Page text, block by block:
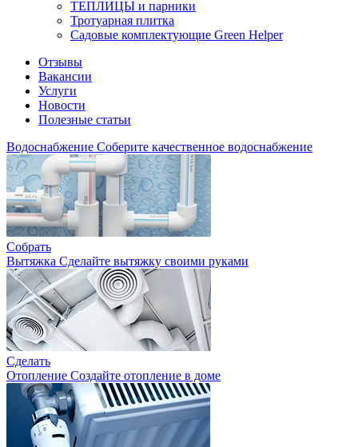
ТЕПЛИЦЫ и парники
Тротуарная плитка
Садовые комплектующие Green Helper
Отзывы
Вакансии
Услуги
Новости
Полезные статьи
Водоснабжение Соберите качественное водоснабжение
Собрать
Вытяжка Сделайте вытяжку своими руками
Сделать
Отопление Создайте отопление в доме